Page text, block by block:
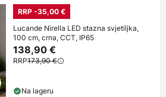
RRP -35,00 €
Lucande Nirella LED stazna svjetiljka,
100 cm, crna, CCT, IP65
138,90 €
RRP173,90 €
Na lageru